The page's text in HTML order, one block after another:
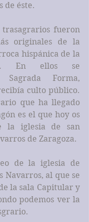
de éste.
trasagrarios fueron
originales de la
hispánica de la
En ellos se
Forma,
culto público.
que ha llegado
es el que hoy os
la iglesia de san
de Zaragoza.
de la iglesia de
Navarros, al que se
la sala Capitular y
podemos ver la